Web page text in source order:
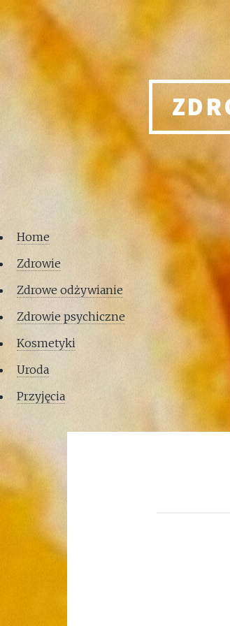
Home
Zdrowie
Zdrowe odżywianie
Zdrowie psychiczne
Kosmetyki
Uroda
Przyjęcia